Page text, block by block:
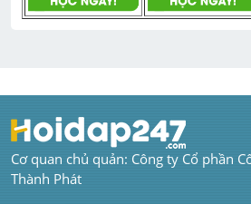
Cơ quan chủ quản: Công ty Cổ phần
Thành Phát